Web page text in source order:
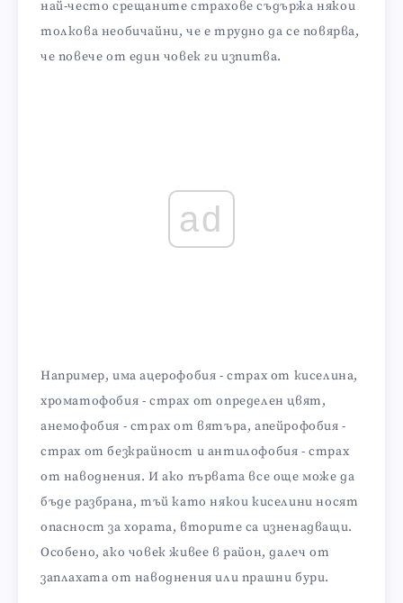
най-често срещаните страхове съдържа някои
толкова необичайни, че е трудно да се повярва,
че повече от един човек ги изпитва.
ad
Например, има ацерофобия - страх от киселина,
хроматофобия - страх от определен цвят,
анемофобия - страх от вятъра, апейрофобия -
страх от безкрайност и антилофобия - страх
от наводнения. И ако първата все още може да
бъде разбрана, тъй като някои киселини носят
опасност за хората, вторите са изненадващи.
Особено, ако човек живее в район, далеч от
заплахата от наводнения или прашни бури.